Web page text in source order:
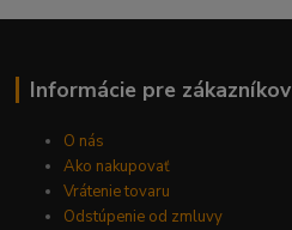
Informácie pre zákazníkov
O nás
Ako nakupovať
Vrátenie tovaru
Odstúpenie od zmluvy